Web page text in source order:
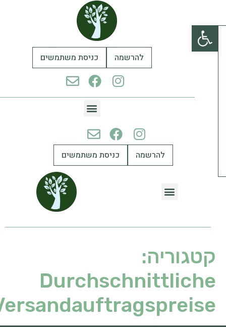
פתח סרגל נגישות
להרשמה כניסת משתמשים
להרשמה כניסת משתמשים
קטגוריה:
Durchschnittliche
Versandauftragspreise